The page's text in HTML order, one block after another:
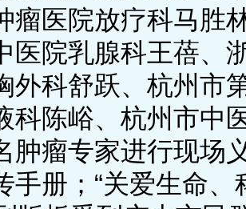
瘤医院放疗科马胜
医院乳腺科王蓓、
外科舒跃、杭州市
科陈峪、杭州市中
肿瘤专家进行现场
手册；“关爱生命